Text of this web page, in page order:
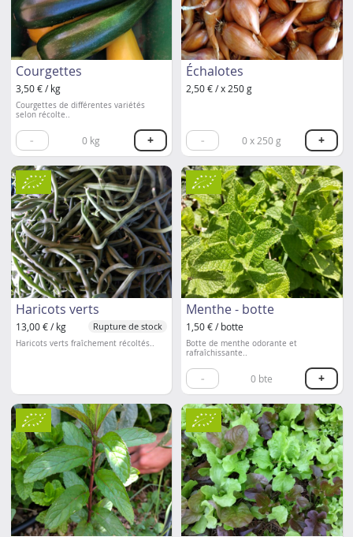
Courgettes
3,50 € / kg
Courgettes de différentes variétés
selon récolte..
- 0 kg +
Échalotes
2,50 € / x 250 g
- 0x 250 g +
Haricots verts
13,00 € / kg Rupture de stock
Haricots verts fraîchement récoltés..
Menthe - botte
1,50 € / botte
Botte de menthe odorante et
rafraîchissante..
- 0 bte +